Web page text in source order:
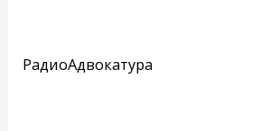
РадиоАдвокатура